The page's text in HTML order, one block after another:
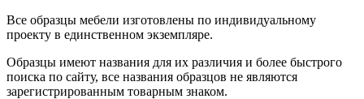
Все образцы мебели изготовлены по индивидуальному
проекту в единственном экземпляре.
Образцы имеют названия для их различия и более быстрого
поиска по сайту, все названия образцов не являются
зарегистрированным товарным знаком.